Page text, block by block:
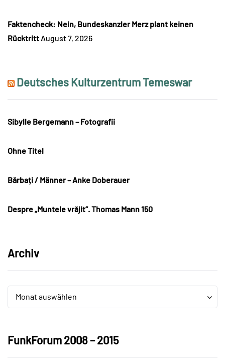
Faktencheck: Nein, Bundeskanzler Merz plant keinen
Rücktritt August 7, 2026
Deutsches Kulturzentrum Temeswar
Sibylle Bergemann – Fotografii
Ohne Titel
Bărbați / Männer – Anke Doberauer
Despre „Muntele vrăjit“. Thomas Mann 150
Archiv
Archiv
Monat auswählen
Archiv
FunkForum 2008 – 2015